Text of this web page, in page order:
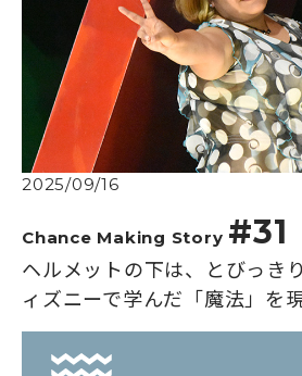
2025/09/16
Chance Making Story #31
ヘルメットの下は、とびっき
ィズニーで学んだ「魔法」を